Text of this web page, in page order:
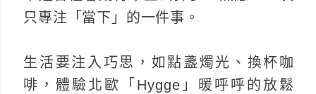
只專注「當下」的一件事。
生活要注入巧思，如點盞燭光、換杯咖
啡，體驗北歐「Hygge」暖呼呼的放鬆